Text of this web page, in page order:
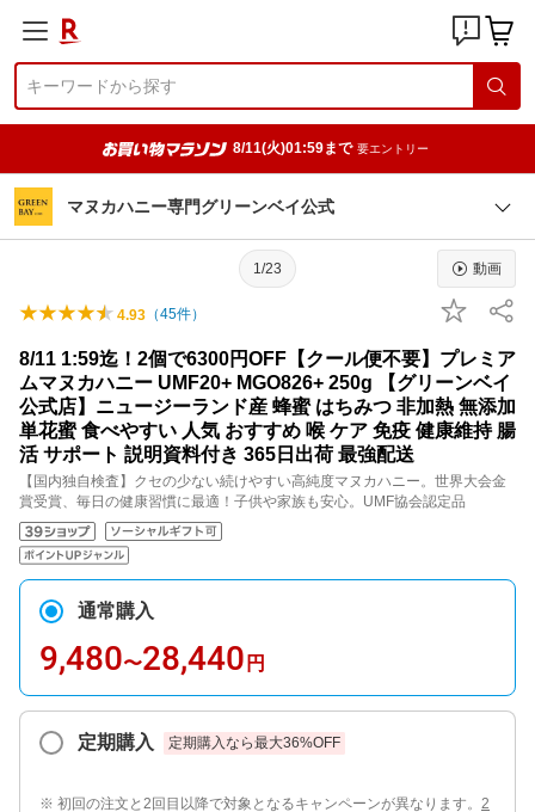
8/11(火)01:59まで 要エントリー
マヌカハニー専門グリーンベイ公式
1/23 動画
4.93 （45件）
8/11 1:59迄！2個で6300円OFF【クール便不要】プレミア
ムマヌカハニー UMF20+ MGO826+ 250g 【グリーンベイ
公式店】ニュージーランド産 蜂蜜 はちみつ 非加熱 無添加
単花蜜 食べやすい 人気 おすすめ 喉 ケア 免疫 健康維持 腸
活 サポート 説明資料付き 365日出荷 最強配送
【国内独自検査】クセの少ない続けやすい高純度マヌカハニー。世界大会金
賞受賞、毎日の健康習慣に最適！子供や家族も安心。UMF協会認定品
通常購入
9,480〜28,440 円
定期購入 定期購入なら最大36%OFF
※ 初回の注文と2回目以降で対象となるキャンペーンが異なります。 2